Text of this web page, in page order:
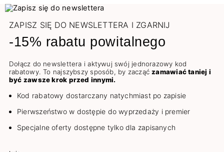
ZAPISZ SIĘ DO NEWSLETTERA I ZGARNIJ
-15% rabatu powitalnego
Dołącz do newslettera i aktywuj swój jednorazowy kod
rabatowy. To najszybszy sposób, by zacząćzamawiać taniej i
być zawsze krok przed innymi.
Kod rabatowy dostarczany natychmiast po zapisie
Pierwszeństwo w dostępie do wyprzedaży i premier
Specjalne oferty dostępne tylko dla zapisanych